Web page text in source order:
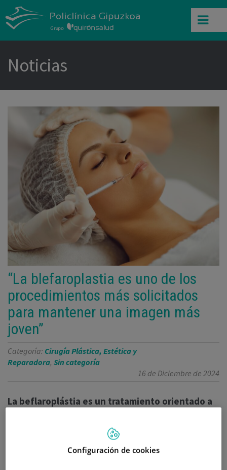
Noticias
“La blefaroplastia es uno de los
procedimientos más solicitados
para mantener una imagen más
joven”
Categoría: Cirugía Plástica, Estética y
Reparadora, Sin categoría
16 de Diciembre de 2024
La beflaroplástia es un tratamiento orientado a
popularidad entre personas de mediana edad
que buscan una renovación facial sin perder su
expresión natural.Configuración de cookies